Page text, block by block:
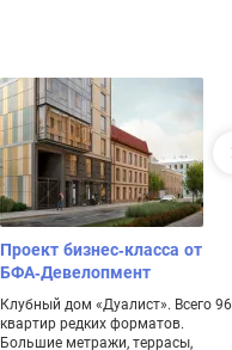
Проект бизнес-класса от
БФА-Девелопмент
Клубный дом «Дуалист». Всего 96
квартир редких форматов.
Большие метражи, террасы,